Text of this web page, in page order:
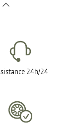
24h/24